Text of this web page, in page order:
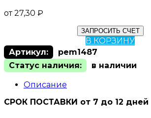
от27,30 ₽
ЗАПРОСИТЬ СЧЕТ
В КОРЗИНУ
Артикул:
pem1487
Статус наличия:
в наличии
Описание
СРОК ПОСТАВКИ от 7 до 12 дней